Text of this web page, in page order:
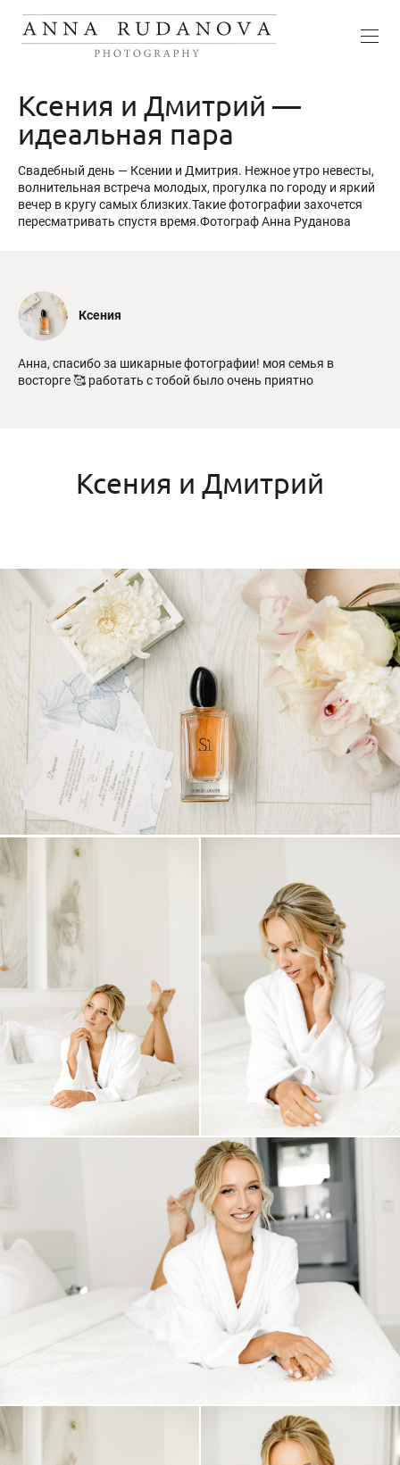
Ксения и Дмитрий —
идеальная пара
Свадебный день — Ксении и Дмитрия. Нежное утро невесты,
волнительная встреча молодых, прогулка по городу и яркий
вечер в кругу самых близких.Такие фотографии захочется
пересматривать спустя время.Фотограф Анна Руданова
Ксения
Анна, спасибо за шикарные фотографии! моя семья в
восторге 🥰 работать с тобой было очень приятно
Ксения и Дмитрий